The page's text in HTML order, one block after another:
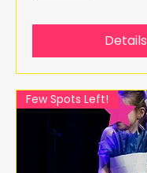
Details
Few Spots Left!